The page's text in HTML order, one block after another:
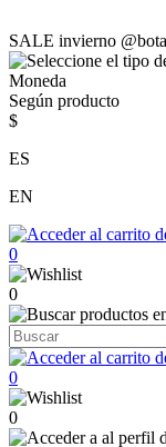
SALE invierno
Moneda
Según producto
$
ES
EN
0
0
0
0